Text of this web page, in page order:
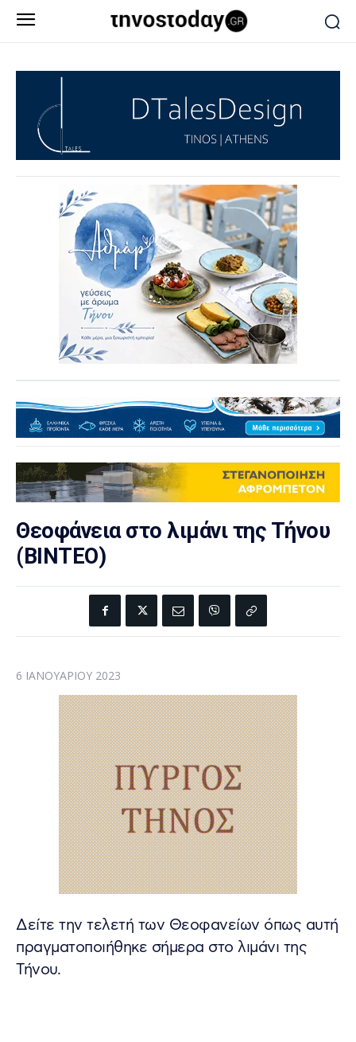
Θεοφάνεια στο λιμάνι της Τήνου
(ΒΙΝΤΕΟ)
6 ΙΑΝΟΥΑΡΊΟΥ 2023
Δείτε την τελετή των Θεοφανείων όπως αυτή
πραγματοποιήθηκε σήμερα στο λιμάνι της
Τήνου.